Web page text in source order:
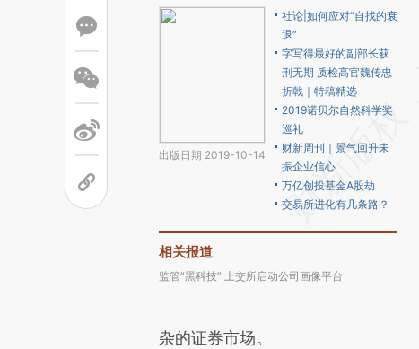
出版日期 2019-10-14
社论|如何应对“自找的衰
退”
字写得最好的副部长获
刑无期 质检高官魏传忠
折戟｜特稿精选
2019诺贝尔自然科学奖
巡礼
财新周刊｜景气回升未
振企业信心
万亿创投基金A股劫
交易所进化有几条路？
相关报道
监管“黑科技” 上交所启动公司画像平台
杂的证券市场。